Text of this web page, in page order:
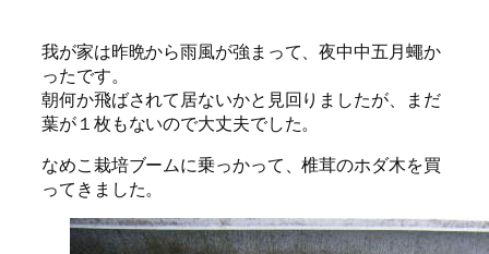
我が家は昨晩から雨風が強まって、夜中中五月蠅か
ったです。
朝何か飛ばされて居ないかと見回りましたが、まだ
葉が１枚もないので大丈夫でした。
なめこ栽培ブームに乗っかって、椎茸のホダ木を買
ってきました。